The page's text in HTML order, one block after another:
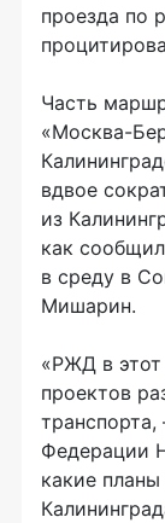
проезда по
Часть
«Москва-
вдвое
из
как
в среду в
Мишарин.
«РЖД в этот
проектов
Федерации
какие